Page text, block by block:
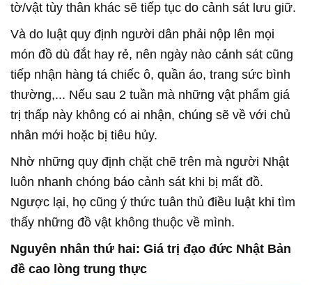
tờ/vật tùy thân khác sẽ tiếp tục do cảnh sát lưu giữ.
Và do luật quy định người dân phải nộp lên mọi
món đồ dù đắt hay rẻ, nên ngày nào cảnh sát cũng
tiếp nhận hàng tá chiếc ô, quần áo, trang sức bình
thường,... Nếu sau 2 tuần mà những vật phẩm giá
trị thấp này không có ai nhận, chúng sẽ về với chủ
nhân mới hoặc bị tiêu hủy.
Nhờ những quy định chặt chẽ trên mà người Nhật
luôn nhanh chóng báo cảnh sát khi bị mất đồ.
Ngược lại, họ cũng ý thức tuân thủ điều luật khi tìm
thấy những đồ vật không thuộc về mình.
Nguyên nhân thứ hai: Giá trị đạo đức Nhật Bản
đề cao lòng trung thực